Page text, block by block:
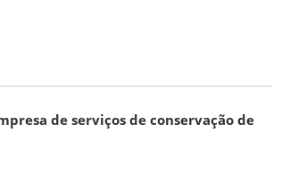
de serviços de conservação de